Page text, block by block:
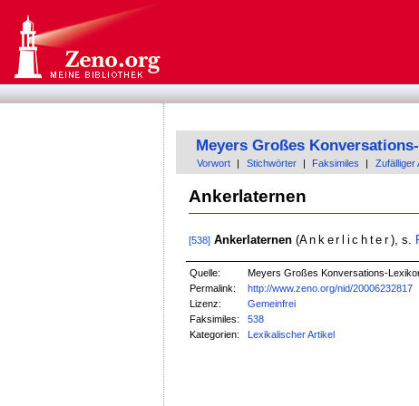
Meyers Großes
Vorwort Stichwörter Faksimiles Zufälliger
Ankerlaternen
[538] Ankerlaternen(Ankerlichter), s.
Quelle:
Meyers Großes Konversations-
Permalink:
http://www.zeno.org/nid/20006232817
Lizenz:
Gemeinfrei
Faksimiles:
538
Kategorien:
Lexikalischer Artikel